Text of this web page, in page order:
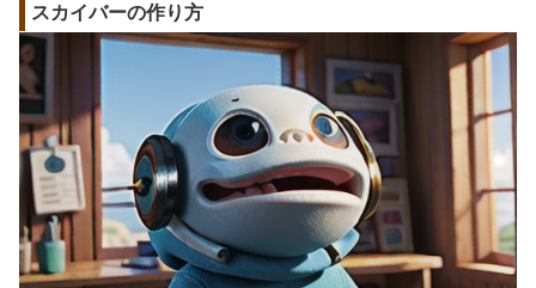
スカイバーの作り方